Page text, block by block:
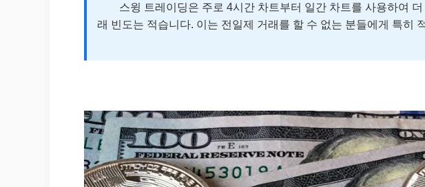
스윙 트레이딩은 주로 4시간 차트부터 일간 차트를 사용하여 더
래 빈도는 적습니다. 이는 전일제 거래를 할 수 없는 분들에게 특히